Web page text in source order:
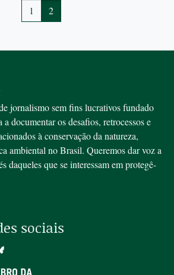
1 2
jornalismo sem fins lucrativos fundado
documentar os desafios, retrocessos e
à conservação da natureza,
ambiental no Brasil. Queremos dar voz a
daqueles que se interessam em protegê-
sociais